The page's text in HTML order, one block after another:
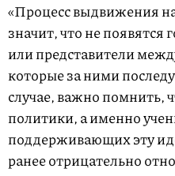
«Процесс выдвижения
значит, что не появятся
или представители
которые за ними
случае, важно помнить,
политики, а именно
поддерживающих эту
ранее отрицательно